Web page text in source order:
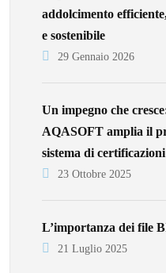
addolcimento
e sostenibile
29 Gennaio 2026
Un impegno che
AQASOFT amplia il
sistema di certificazioni
23 Ottobre 2025
L’importanza dei file
21 Luglio 2025